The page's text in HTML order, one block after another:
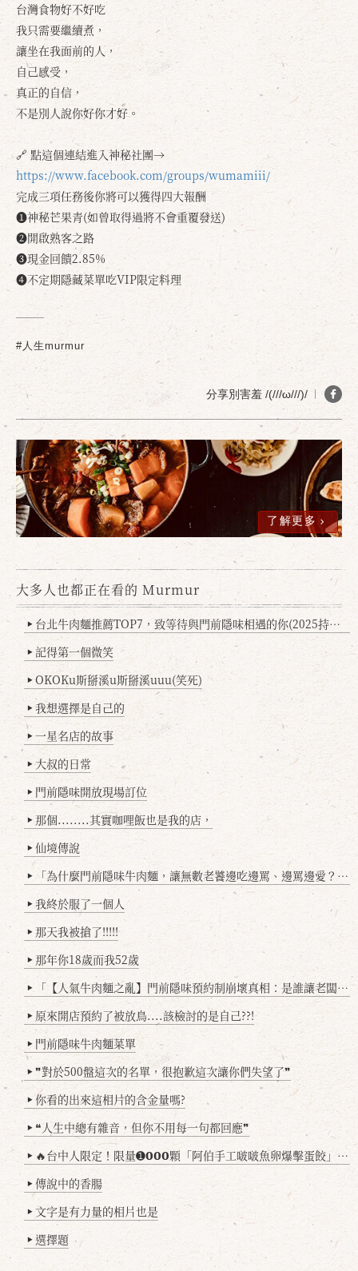
台灣食物好不好吃
我只需要繼續煮，
讓坐在我面前的人，
自己感受，
真正的自信，
不是別人說你好你才好。
🔗 點這個連結進入神秘社團→
https://www.facebook.com/groups/wumamiii/
完成三項任務後你將可以獲得四大報酬
❶神秘芒果青(如曾取得過將不會重覆發送)
❷開啟熟客之路
❸現金回饋2.85%
❹不定期隱藏菜單吃VIP限定料理
#人生murmur
分享別害羞 /(///ω///)/
了解更多
大多人也都正在看的 Murmur
▶ 台北牛肉麵推薦TOP7，致等待與門前隱味相遇的你(2025持續更新
▶ 記得第一個微笑
▶ OKOKu斯掰溪u斯掰溪uuu(笑死)
▶ 我想選擇是自己的
▶ 一星名店的故事
▶ 大叔的日常
▶ 門前隱味開放現場訂位
▶ 那個........其實咖哩飯也是我的店，
▶ 仙境傳說
▶ 「為什麼門前隱味牛肉麵，讓無數老饕邊吃邊罵、邊罵邊愛？小辣雞揭密！」
▶ 我終於服了一個人
▶ 那天我被搶了!!!!!
▶ 那年你18歲而我52歲
▶ 「【人氣牛肉麵之亂】門前隱味預約制崩壞真相：是誰讓老闆心灰意冷？」
▶ 原來開店預約了被放鳥....該檢討的是自己??!
▶ 門前隱味牛肉麵菜單
▶ ❞對於500盤這次的名單，很抱歉這次讓你們失望了❞
▶ 你看的出來這相片的含金量嗎?
▶ ❝人生中總有雜音，但你不用每一句都回應❞
▶ 🔥台中人限定！限量➊𝟬𝟬𝟬顆「阿伯手工啵啵魚卵爆擊蛋餃」台北已被搶爆2萬顆，最後名額門前隱味只留給你！🥟💥
▶ 傳說中的香腸
▶ 文字是有力量的相片也是
▶ 選擇題